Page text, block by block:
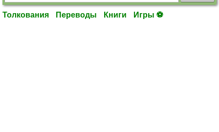
Толкования Переводы Книги Игры ⚽